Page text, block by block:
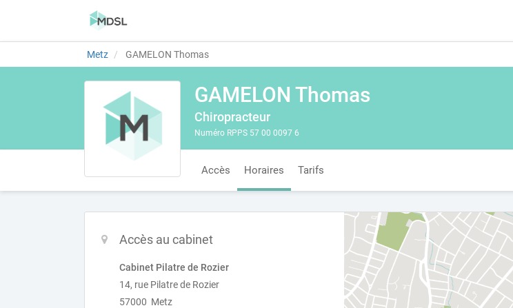
Metz GAMELON Thomas
GAMELON Thomas
Chiropracteur
Numéro RPPS 57 00 0097 6
Accès Horaires Tarifs
Accès au cabinet
Cabinet Pilatre de Rozier
14, rue Pilatre de Rozier
57000 Metz